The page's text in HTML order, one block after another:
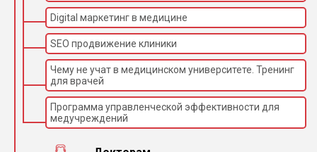
Контроль
температуры:
Система Пельтье:
ВЫКЛ/30/32/37°C
(±0,2°C)
Вакуумный насос:
Наружный двух
Расход воды:
максимальной
загрузке)
Твердотельный 10-
Digital маркетинг в медицине
SEO продвижение клиники
Чему не учат в медицинском университете. Тренинг
для врачей
Программа управленческой эффективности для
медучреждений